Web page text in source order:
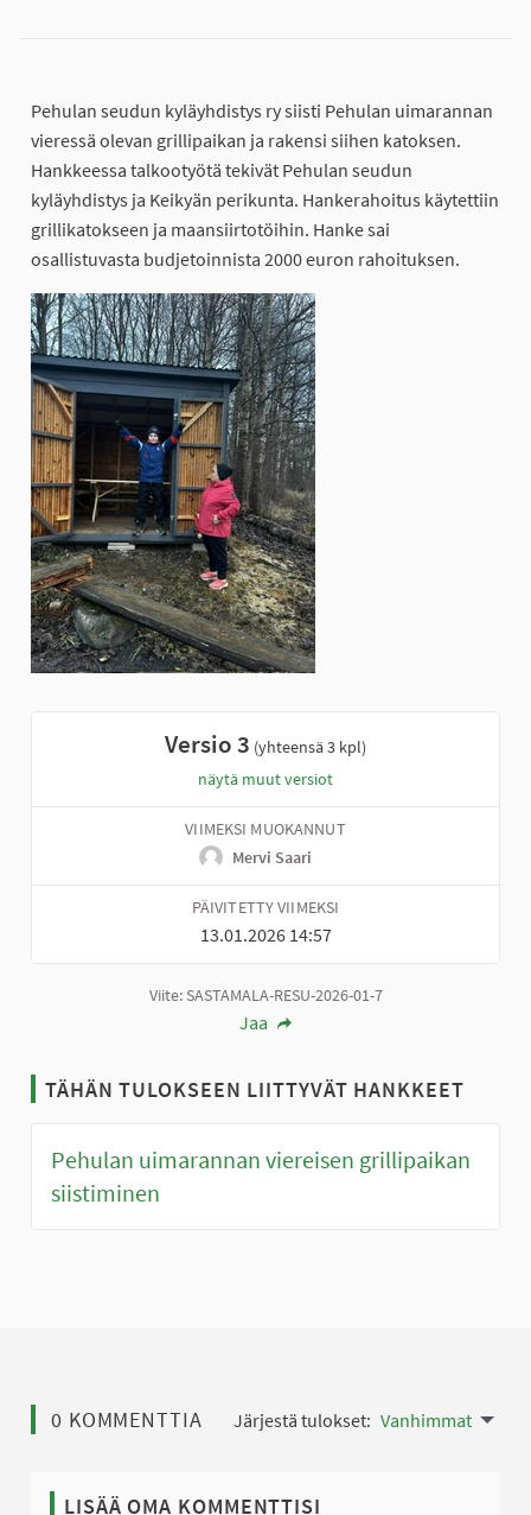
Pehulan seudun kyläyhdistys ry siisti Pehulan uimarannan
vieressä olevan grillipaikan ja rakensi siihen katoksen.
Hankkeessa talkootyötä tekivät Pehulan seudun
kyläyhdistys ja Keikyän perikunta. Hankerahoitus käytettiin
grillikatokseen ja maansiirtotöihin. Hanke sai
osallistuvasta budjetoinnista 2000 euron rahoituksen.
Versio 3 (yhteensä 3 kpl)
näytä muut versiot
VIIMEKSI MUOKANNUT
Mervi Saari
PÄIVITETTY VIIMEKSI
13.01.2026 14:57
Viite: SASTAMALA-RESU-2026-01-7
Jaa
TÄHÄN TULOKSEEN LIITTYVÄT HANKKEET
Pehulan uimarannan viereisen grillipaikan
siistiminen
0 KOMMENTTIA Järjestä tulokset: Vanhimmat
LISÄÄ OMA KOMMENTTISI